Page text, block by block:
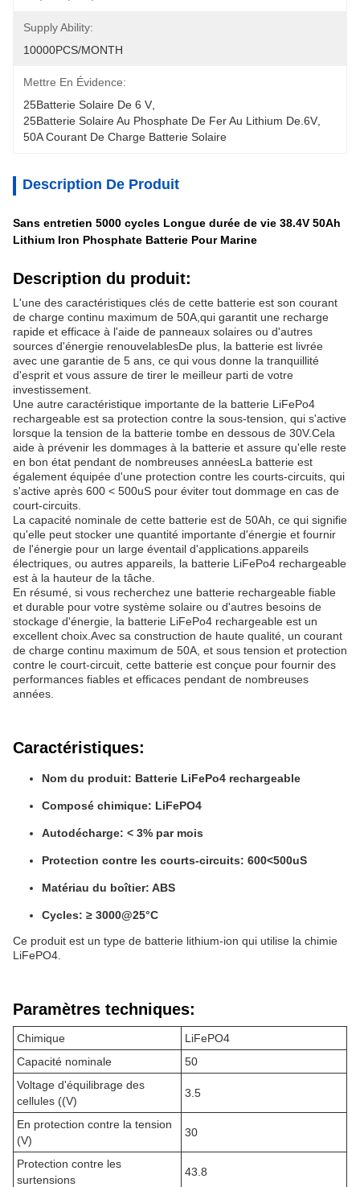
Supply Ability:
10000PCS/MONTH
Mettre En Évidence:
25Batterie Solaire De 6 V
25Batterie Solaire Au Phosphate De Fer Au Lithium De.6V
50A Courant De Charge Batterie Solaire
Description De Produit
Sans entretien 5000 cycles Longue durée de vie 38.4V 50Ah
Lithium Iron Phosphate Batterie Pour Marine
Description du produit:
L'une des caractéristiques clés de cette batterie est son courant
de charge continu maximum de 50A,qui garantit une recharge
rapide et efficace à l'aide de panneaux solaires ou d'autres
sources d'énergie renouvelablesDe plus, la batterie est livrée
avec une garantie de 5 ans, ce qui vous donne la tranquillité
d'esprit et vous assure de tirer le meilleur parti de votre
investissement.
Une autre caractéristique importante de la batterie LiFePo4
rechargeable est sa protection contre la sous-tension, qui s'active
lorsque la tension de la batterie tombe en dessous de 30V.Cela
aide à prévenir les dommages à la batterie et assure qu'elle reste
en bon état pendant de nombreuses annéesLa batterie est
également équipée d'une protection contre les courts-circuits, qui
s'active après 600 < 500uS pour éviter tout dommage en cas de
court-circuits.
La capacité nominale de cette batterie est de 50Ah, ce qui signifie
qu'elle peut stocker une quantité importante d'énergie et fournir
de l'énergie pour un large éventail d'applications.appareils
électriques, ou autres appareils, la batterie LiFePo4 rechargeable
est à la hauteur de la tâche.
En résumé, si vous recherchez une batterie rechargeable fiable
et durable pour votre système solaire ou d'autres besoins de
stockage d'énergie, la batterie LiFePo4 rechargeable est un
excellent choix.Avec sa construction de haute qualité, un courant
de charge continu maximum de 50A, et sous tension et protection
contre le court-circuit, cette batterie est conçue pour fournir des
performances fiables et efficaces pendant de nombreuses
années.
Caractéristiques:
Nom du produit: Batterie LiFePo4 rechargeable
Composé chimique: LiFePO4
Autodécharge: < 3% par mois
Protection contre les courts-circuits: 600<500uS
Matériau du boîtier: ABS
Cycles: ≥ 3000@25°C
Ce produit est un type de batterie lithium-ion qui utilise la chimie
LiFePO4.
Paramètres techniques:
Chimique
LiFePO4
Capacité nominale
50
Voltage d'équilibrage des
cellules ((V)
3.5
En protection contre la tension
(V)
30
Protection contre les
surtensions
43.8